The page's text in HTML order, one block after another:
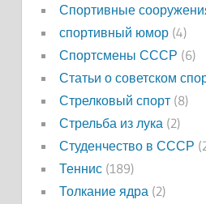
Спортивные
спортивный юмор(4)
Спортсмены СССР (6)
Статьи о советском
Стрелковый спорт(8)
Стрельба из лука (2)
Студенчество в СССР
Теннис(189)
Толкание ядра (2)